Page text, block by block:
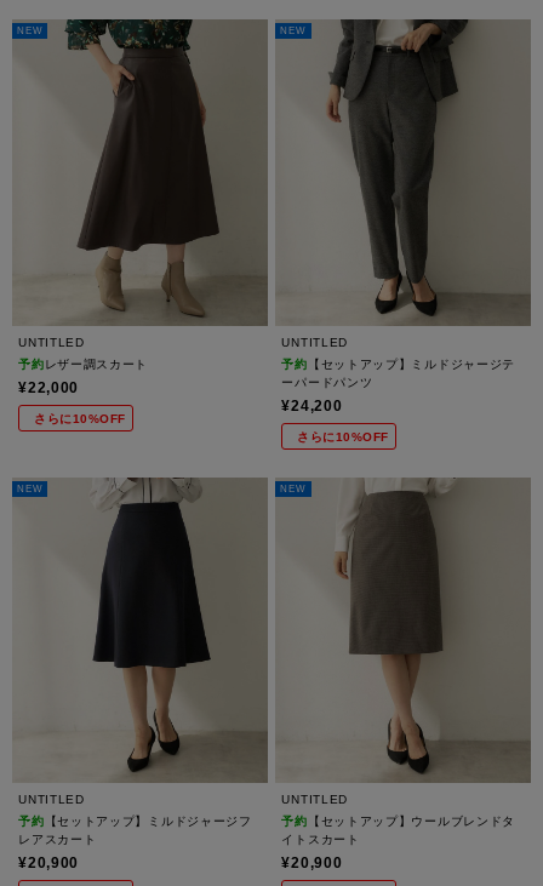
NEW
UNTITLED
予約レザー調スカート
¥22,000
さらに10%OFF
NEW
UNTITLED
予約 【セットアップ】ミルドジャージテ
ーパードパンツ
¥24,200
さらに10%OFF
NEW
UNTITLED
予約 【セットアップ】ミルドジャージフ
レアスカート
¥20,900
NEW
UNTITLED
予約 【セットアップ】ウールブレンドタ
イトスカート
¥20,900